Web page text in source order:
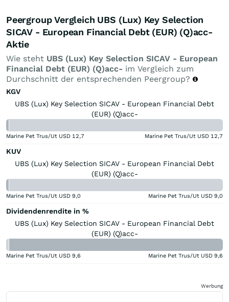
Peergroup Vergleich UBS (Lux) Key Selection
SICAV - European Financial Debt (EUR) (Q)acc-
Aktie
Wie steht UBS (Lux) Key Selection SICAV - European
Financial Debt (EUR) (Q)acc- im Vergleich zum
Durchschnitt der entsprechenden Peergroup?
KGV
UBS (Lux) Key Selection SICAV - European Financial Debt
(EUR) (Q)acc-
Marine Pet Trus/Ut USD 12,7 Marine Pet Trus/Ut USD 12,7
KUV
UBS (Lux) Key Selection SICAV - European Financial Debt
(EUR) (Q)acc-
Marine Pet Trus/Ut USD 9,0 Marine Pet Trus/Ut USD 9,0
Dividendenrendite in %
UBS (Lux) Key Selection SICAV - European Financial Debt
(EUR) (Q)acc-
Marine Pet Trus/Ut USD 9,6 Marine Pet Trus/Ut USD 9,6
Werbung